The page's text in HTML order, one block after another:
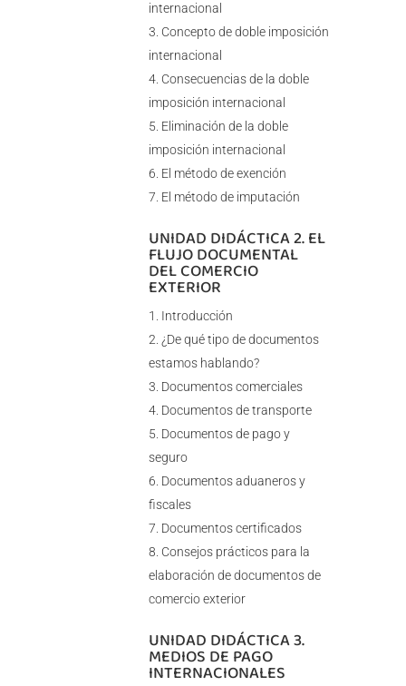
internacional
Concepto de doble imposición
internacional
Consecuencias de la doble
imposición internacional
Eliminación de la doble
imposición internacional
El método de exención
El método de imputación
UNIDAD DIDÁCTICA 2. EL
FLUJO DOCUMENTAL
DEL COMERCIO
EXTERIOR
Introducción
¿De qué tipo de documentos
estamos hablando?
Documentos comerciales
Documentos de transporte
Documentos de pago y
seguro
Documentos aduaneros y
fiscales
Documentos certificados
Consejos prácticos para la
elaboración de documentos de
comercio exterior
UNIDAD DIDÁCTICA 3.
MEDIOS DE PAGO
INTERNACIONALES